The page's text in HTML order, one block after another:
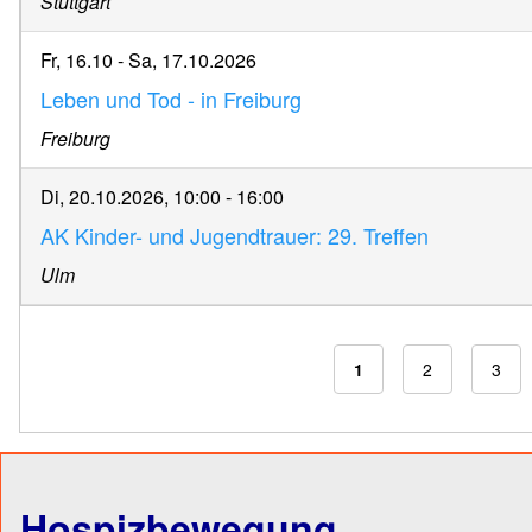
Fr, 16.10 -Sa, 17.10.2026
Leben und Tod - in Freiburg
Freiburg
Di, 20.10.2026, 10:00 - 16:00
AK Kinder- und Jugendtrauer: 29. Treffen
Ulm
Aktuelle Seite
1 Page
2 Page
3